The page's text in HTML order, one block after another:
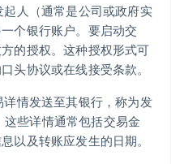
人（通常是公司或政府实
个银行账户。要启动交
的授权。这种授权形式可
头协议或在线接受条款。
情发送至其银行，称为发
些详情通常包括交易金
以及转账应发生的日期。